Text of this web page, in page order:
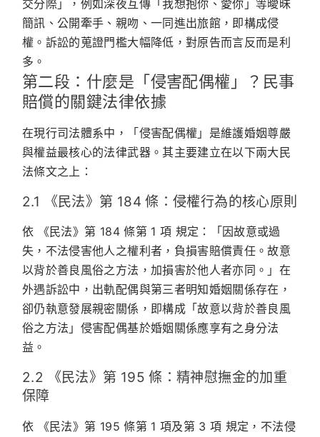
交分際」，例如深夜互傳「我想抱你、愛你」等曖昧
簡訊、公開牽手、親吻、一同進出旅館，即構成侵
權。 訴訟的蒐證門檻大幅降低 ，對原告而言反而是利
多。
第二段：什麼是「侵害配偶權」？民事
賠償的關鍵法律依據
在現行司法體系中，「侵害配偶權」是維護婚姻尊嚴
與權益最核心的法律武器。其主要建立在以下兩大民
法條文之上：
2.1 《民法》第 184 條：侵權行為的核心原則
依 《民法》第 184 條第 1 項 規定：「因故意或過
失，不法侵害他人之權利者，負損害賠償責任。故意
以背於善良風俗之方法，加損害於他人者亦同。」在
外遇訴訟中，出軌配偶與第三者明知婚姻關係存在，
卻仍執意發展親密關係，即構成「故意以背於善良風
俗之方法」侵害配偶基於婚姻關係應享有之身分法
益。
2.2 《民法》第 195 條：精神慰撫金的加重
保障
依 《民法》第 195 條第 1 項及第 3 項 規定，不法侵